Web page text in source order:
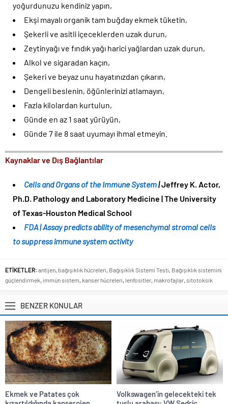
yoğurdunuzu kendiniz yapın,
Ekşi mayalı organik tam buğday ekmek tüketin,
Şekerli ve asitli içeceklerden uzak durun,
Zeytinyağı ve fındık yağı harici yağlardan uzak durun,
Alkol ve sigaradan kaçın,
Şekeri ve beyaz unu hayatınızdan çıkarın,
Dengeli beslenin, öğünlerinizi atlamayın,
Fazla kilolardan kurtulun,
Günde en az 1 saat yürüyün,
Günde 7 ile 8 saat uyumayı ihmal etmeyin.
Kaynaklar ve Dış Bağlantılar
Cells and Organs of the Immune System|Jeffrey K. Actor,
Ph.D. Pathology and Laboratory Medicine | The University
of Texas-Houston Medical School
FDA | Assay predicts ability of mesenchymal stromal cells
to suppress immune system activity
ETİKETLER: antijen bağışıklık hücreleri Bağışıklık Sistemi Testi Bağışıklık sistemini
güçlendirmek immün sistem kanser hücreleri lenfositler makrofajlar sitotoksik
BENZER KONULAR
Ekmek ve Patates çok
Volkswagen’in gelecekteki tek